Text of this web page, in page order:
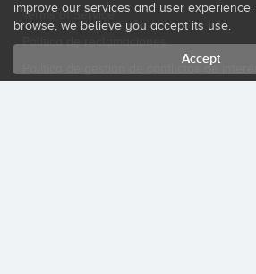
Terms of Service
Política de reclamaciones
Política de gestión de conflictos de interés
improve our services and user
browse, we believe you accept its use.
Accept